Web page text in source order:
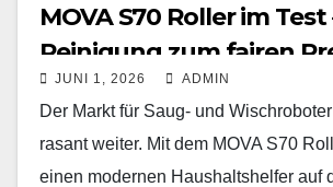
MOVA S70 Roller im Test
Reinigung zum fairen
JUNI 1, 2026 ADMIN
Der Markt für Saug- und
rasant weiter. Mit dem MOVA S70
einen modernen Haushaltshelfer auf